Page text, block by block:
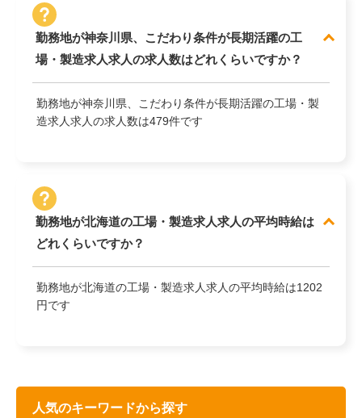
勤務地が神奈川県、こだわり条件が長期活躍の工
場・製造求人求人の求人数はどれくらいですか？
勤務地が神奈川県、こだわり条件が長期活躍の工場・製
造求人求人の求人数は479件です
勤務地が北海道の工場・製造求人求人の平均時給は
どれくらいですか？
勤務地が北海道の工場・製造求人求人の平均時給は1202
円です
人気のキーワードから探す